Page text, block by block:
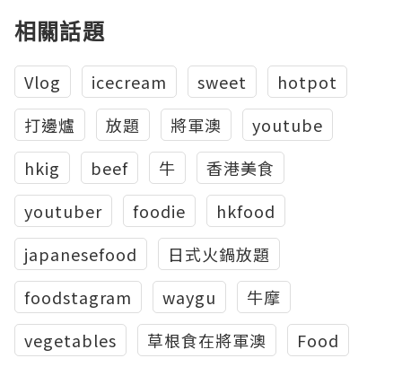
相關話題
Vlog icecream sweet
hotpot
打邊爐
放題 將軍澳
youtube
hkig
beef 牛
香港美食
youtuber
foodie
hkfood
japanesefood
日式火鍋放題
foodstagram
waygu
牛摩
vegetables
草根食在將軍澳 Food